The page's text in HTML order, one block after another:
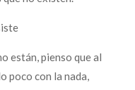
están, pienso que al
poco con la nada,